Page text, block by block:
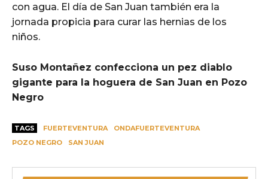
con agua. El día de San Juan también era la
jornada propicia para curar las hernias de los
niños.
Suso Montañez confecciona un pez diablo
gigante para la hoguera de San Juan en Pozo
Negro
TAGS FUERTEVENTURA
ONDAFUERTEVENTURA
POZO NEGRO
SAN JUAN